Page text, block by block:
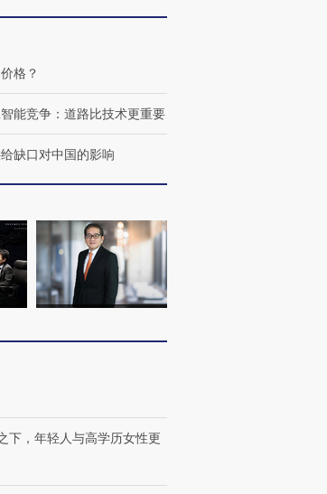
育部长拱下台
38岁梅西上演帽子戏法
阿根廷3-0阿尔及利亚
水位跌破纪录 二战沉船与
猛犸象化石接连露出
格？
能竞争：道路比技术更重要
缺口对中国的影响
下，年轻人与高学历女性更